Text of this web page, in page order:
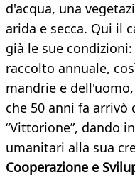
d'acqua, una
arida e secca. Qui il
già le sue
raccolto annuale,
mandrie e
che 50 anni fa
“Vittorione”, dando
umanitari alla sua
Cooperazione e